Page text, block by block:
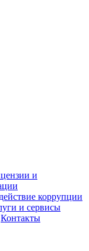
и
коррупции
и сервисы
Контакты